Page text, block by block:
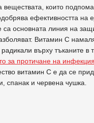
които
ефективността на
основната линия на
Витамин С
върху тъканите
за протичане на
витамин С е да се
спанак и червена чушка.